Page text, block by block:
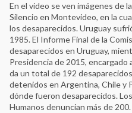
En el video se ven imágenes de
Silencio en Montevideo, en la
los desaparecidos. Uruguay
1985. El Informe Final de la
desaparecidos en Uruguay,
Presidencia de 2015, encargado
da un total de 192
detenidos en Argentina, Chile y
dónde fueron desaparecidos.
Humanos denuncian más de 200.